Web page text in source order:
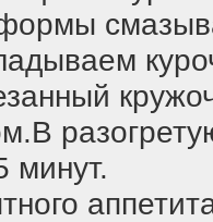
минут.